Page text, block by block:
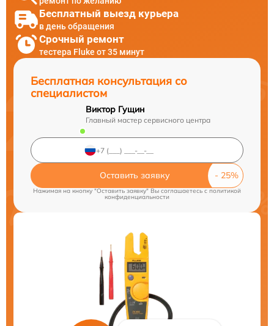
Бесплатный выезд курьера
в день обращения
Срочный ремонт
тестера Fluke от 35 минут
Бесплатная консультация со
специалистом
Виктор Гущин
Главный мастер сервисного центра
Оставить заявку
Нажимая на кнопку "Оставить заявку" Вы соглашаетесь cполитикой
конфиденциальности